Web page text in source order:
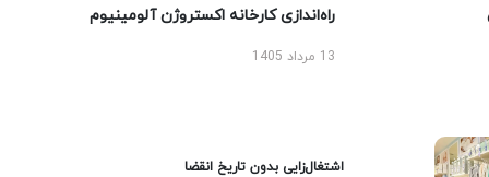
راه‌اندازی کارخانه اکستروژن آلومینیوم
13 مرداد 1405
اشتغال‌زایی بدون تاریخ انقضا